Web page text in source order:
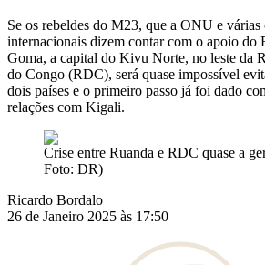
Se os rebeldes do M23, que a ONU e várias
internacionais dizem contar com o apoio do
Goma, a capital do Kivu Norte, no leste da
do Congo (RDC), será quase impossível
dois países e o primeiro passo já foi dado
relações com Kigali.
Crise entre Ruanda e RDC quase a
Foto: DR)
Ricardo Bordalo
26 de Janeiro 2025 às 17:50